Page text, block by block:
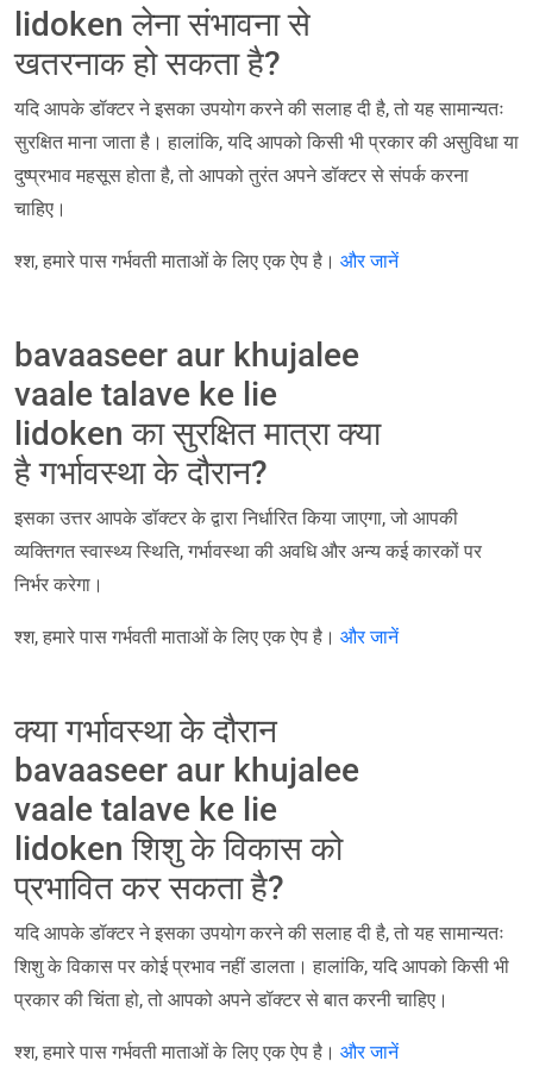
lidoken लेना संभावना से
खतरनाक हो सकता है?
यदि आपके डॉक्टर ने इसका उपयोग करने की सलाह दी है, तो यह सामान्यतः
सुरक्षित माना जाता है। हालांकि, यदि आपको किसी भी प्रकार की असुविधा या
दुष्प्रभाव महसूस होता है, तो आपको तुरंत अपने डॉक्टर से संपर्क करना
चाहिए।
श्श, हमारे पास गर्भवती माताओं के लिए एक ऐप है। और जानें
bavaaseer aur khujalee
vaale talave ke lie
lidoken का सुरक्षित मात्रा क्या
है गर्भावस्था के दौरान?
इसका उत्तर आपके डॉक्टर के द्वारा निर्धारित किया जाएगा, जो आपकी
व्यक्तिगत स्वास्थ्य स्थिति, गर्भावस्था की अवधि और अन्य कई कारकों पर
निर्भर करेगा।
श्श, हमारे पास गर्भवती माताओं के लिए एक ऐप है। और जानें
क्या गर्भावस्था के दौरान
bavaaseer aur khujalee
vaale talave ke lie
lidoken शिशु के विकास को
प्रभावित कर सकता है?
यदि आपके डॉक्टर ने इसका उपयोग करने की सलाह दी है, तो यह सामान्यतः
शिशु के विकास पर कोई प्रभाव नहीं डालता। हालांकि, यदि आपको किसी भी
प्रकार की चिंता हो, तो आपको अपने डॉक्टर से बात करनी चाहिए।
श्श, हमारे पास गर्भवती माताओं के लिए एक ऐप है। और जानें